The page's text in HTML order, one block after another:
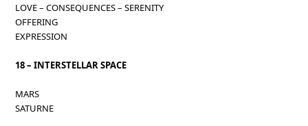
LOVE – CONSEQUENCES – SERENITY
OFFERING
EXPRESSION
18 – INTERSTELLAR SPACE
MARS
SATURNE